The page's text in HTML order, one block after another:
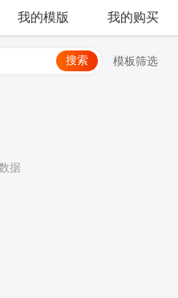
我的模版 我的购买
搜索 模板筛选
据